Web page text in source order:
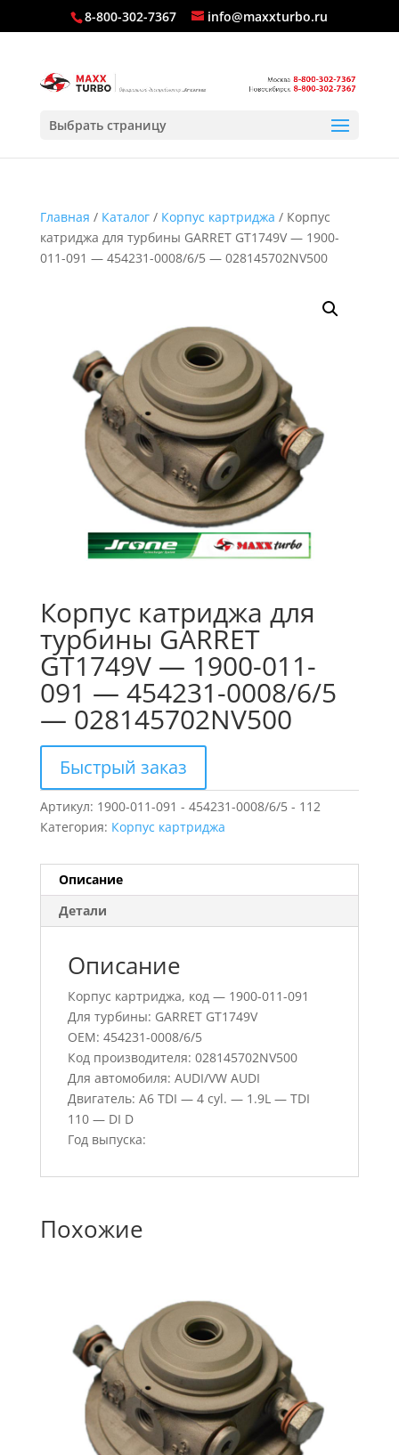
8-800-302-7367 info@maxxturbo.ru
Выбрать страницу
Главная / Каталог/ Корпус картриджа / Корпус
катриджа для турбины GARRET GT1749V — 1900-
011-091 — 454231-0008/6/5 — 028145702NV500
Корпус катриджа для
турбины GARRET
GT1749V — 1900-011-
091 — 454231-0008/6/5
— 028145702NV500
Быстрый заказ
Артикул: 1900-011-091 - 454231-0008/6/5 - 112
Категория: Корпус картриджа
Описание
Детали
Описание
Корпус картриджа, код — 1900-011-091
Для турбины: GARRET GT1749V
OEM: 454231-0008/6/5
Код производителя: 028145702NV500
Для автомобиля: AUDI/VW AUDI
Двигатель: A6 TDI — 4 cyl. — 1.9L — TDI
110 — DI D
Год выпуска:
Похожие